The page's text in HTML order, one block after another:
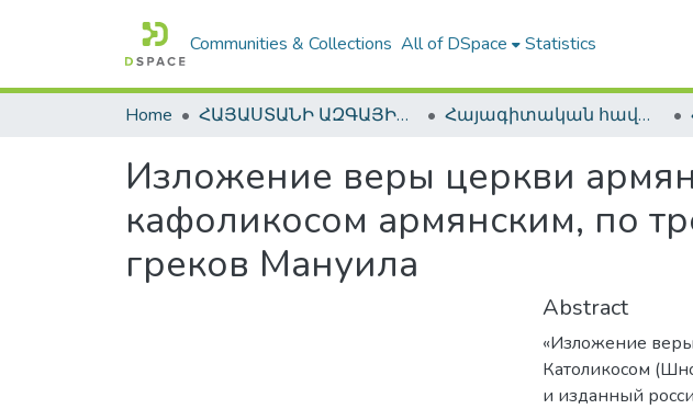
Communities & Collections All of DSpace Statistics
Home ՀԱՅԱՍՏԱՆԻ ԱԶԳԱՅԻՆ ԳՐԱԴԱՐԱՆԻ ԹՎԱՅԻՆ ՊԱՀՈՑ / DIGITAL REPOSITORY OF NLA Հայագիտական հավաքածու / Armenica
Изложение веры церкви
кафоликосом армянским, по
греков Мануила
Abstract
«Изложение
Католикосом
и изданный